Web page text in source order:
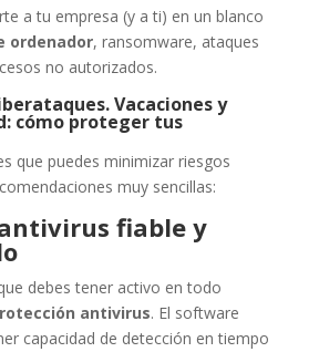
a tu empresa (y a ti) en un blanco
ordenador, ransomware, ataques
no autorizados.
Vacaciones y
cómo proteger tus
que puedes minimizar riesgos
muy sencillas:
fiable y
debes tener activo en todo
antivirus. El software
capacidad de detección en tiempo